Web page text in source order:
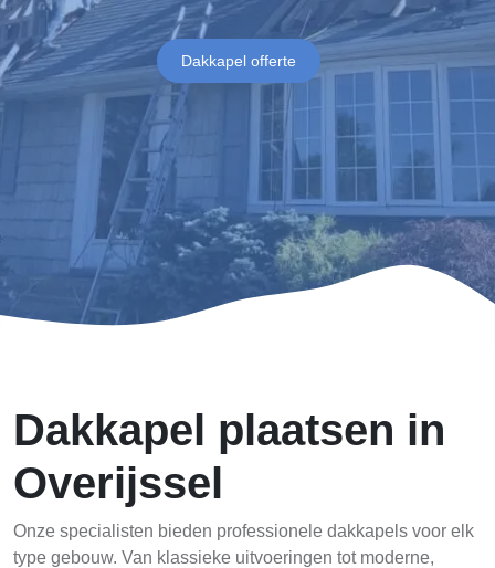
Dakkapel offerte
Dakkapel plaatsen in
Overijssel
Onze specialisten bieden professionele dakkapels voor elk
type gebouw. Van klassieke uitvoeringen tot moderne,